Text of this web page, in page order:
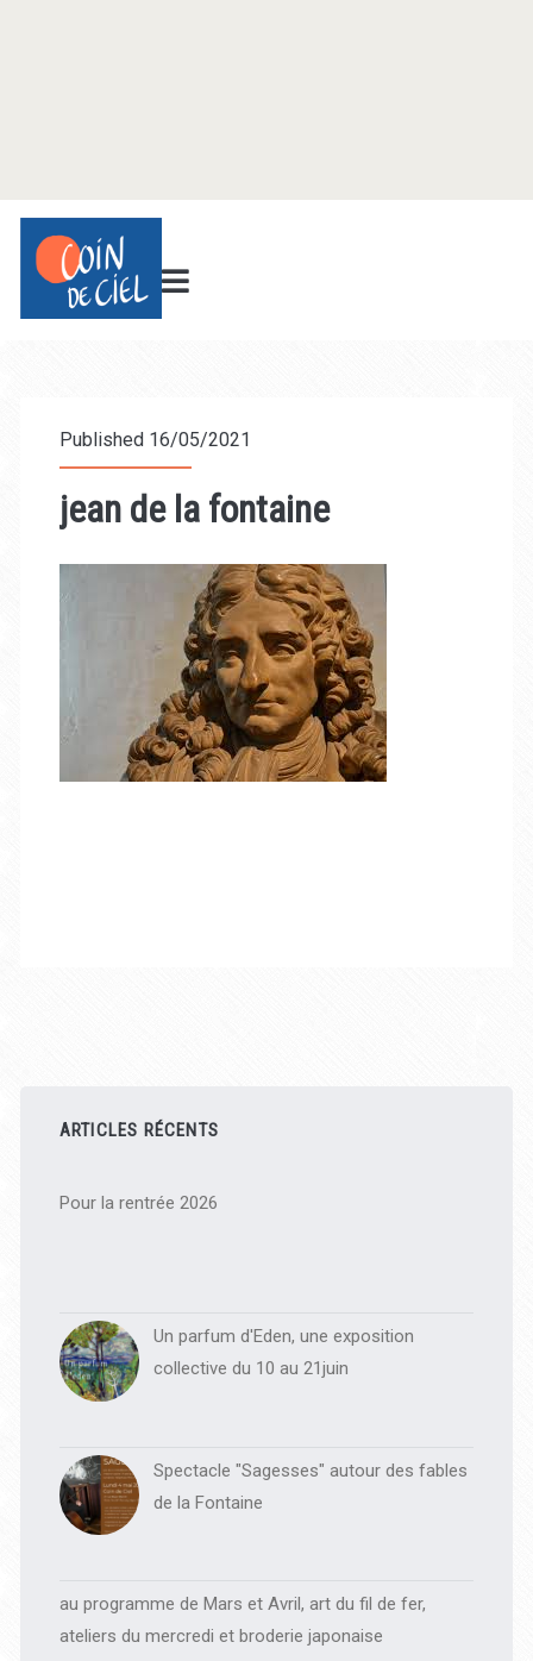
Published 16/05/2021
jean de la fontaine
latérale
principale
ARTICLES RÉCENTS
Pour la rentrée 2026
Un parfum d'Eden, une exposition
collective du 10 au 21juin
Spectacle "Sagesses" autour des fables
de la Fontaine
au programme de Mars et Avril, art du fil de fer,
ateliers du mercredi et broderie japonaise